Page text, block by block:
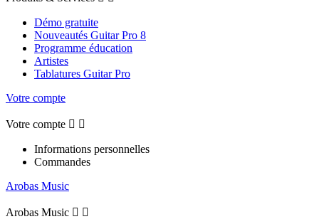
Démo gratuite
Nouveautés Guitar Pro 8
Programme éducation
Artistes
Tablatures Guitar Pro
Votre compte
Votre compte  
Informations personnelles
Commandes
Arobas Music
Arobas Music  